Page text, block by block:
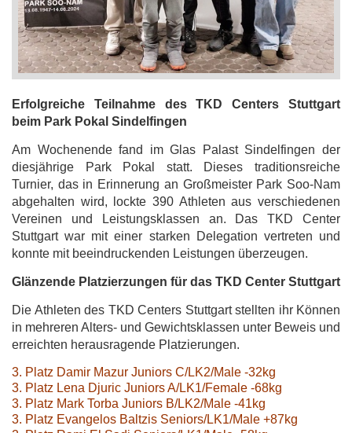
Erfolgreiche Teilnahme des TKD Centers Stuttgart
beim Park Pokal Sindelfingen
Am Wochenende fand im Glas Palast Sindelfingen der
diesjährige Park Pokal statt. Dieses traditionsreiche
Turnier, das in Erinnerung an Großmeister Park Soo-Nam
abgehalten wird, lockte 390 Athleten aus verschiedenen
Vereinen und Leistungsklassen an. Das TKD Center
Stuttgart war mit einer starken Delegation vertreten und
konnte mit beeindruckenden Leistungen überzeugen.
Glänzende Platzierzungen für das TKD Center Stuttgart
Die Athleten des TKD Centers Stuttgart stellten ihr Können
in mehreren Alters- und Gewichtsklassen unter Beweis und
erreichten herausragende Platzierungen.
3. Platz Damir Mazur Juniors C/LK2/Male -32kg
3. Platz Lena Djuric Juniors A/LK1/Female -68kg
3. Platz Mark Torba Juniors B/LK2/Male -41kg
3. Platz Evangelos Baltzis Seniors/LK1/Male +87kg